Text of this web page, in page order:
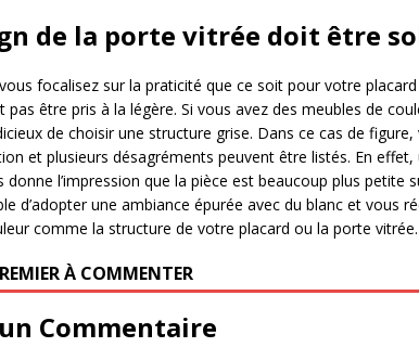
de la porte vitrée doit être
focalisez sur la praticité que ce soit pour votre
pas être pris à la légère. Si vous avez des meubles de
de choisir une structure grise. Dans ce cas de
et plusieurs désagréments peuvent être listés. En
donne l’impression que la pièce est beaucoup plus petite
d’adopter une ambiance épurée avec du blanc et vous
comme la structure de votre placard ou la porte vitrée.
À COMMENTER
Commentaire